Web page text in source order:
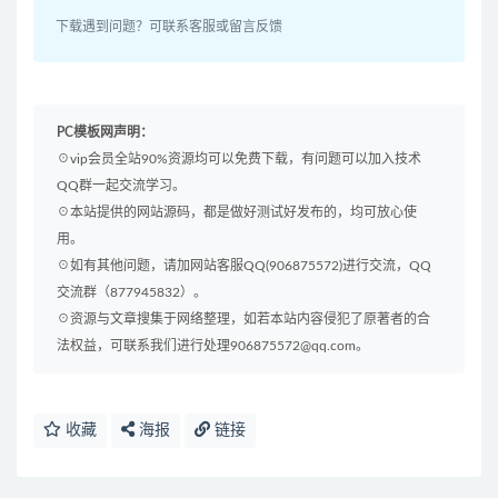
下载遇到问题？可联系客服或留言反馈
PC模板网声明：
☉vip会员全站90%资源均可以免费下载，有问题可以加入技术
QQ群一起交流学习。
☉本站提供的网站源码，都是做好测试好发布的，均可放心使
用。
☉如有其他问题，请加网站客服QQ(906875572)进行交流，QQ
交流群（877945832）。
☉资源与文章搜集于网络整理，如若本站内容侵犯了原著者的合
法权益，可联系我们进行处理906875572@qq.com。
收藏 海报 链接